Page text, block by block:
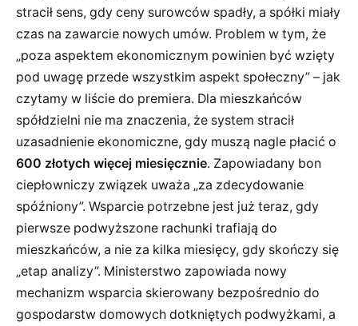
stracił sens, gdy ceny surowców spadły, a spółki miały
czas na zawarcie nowych umów. Problem w tym, że
„poza aspektem ekonomicznym powinien być wzięty
pod uwagę przede wszystkim aspekt społeczny” – jak
czytamy w liście do premiera. Dla mieszkańców
spółdzielni nie ma znaczenia, że system stracił
uzasadnienie ekonomiczne, gdy muszą nagle płacić o
600 złotych więcej miesięcznie. Zapowiadany bon
ciepłowniczy związek uważa „za zdecydowanie
spóźniony”. Wsparcie potrzebne jest już teraz, gdy
pierwsze podwyższone rachunki trafiają do
mieszkańców, a nie za kilka miesięcy, gdy skończy się
„etap analizy”. Ministerstwo zapowiada nowy
mechanizm wsparcia skierowany bezpośrednio do
gospodarstw domowych dotkniętych podwyżkami, a